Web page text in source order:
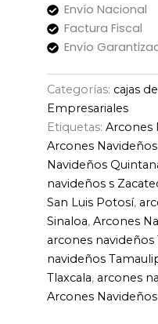
Envío Nacional
Factura Fiscal
Envío
Categorías: cajas
Empresariales
Etiquetas: Arcones
Arcones
Navideños
navideños s
San Luis Potosí,
Sinaloa, Arcones
arcones navideños
navideños
Tlaxcala, arcones
Arcones